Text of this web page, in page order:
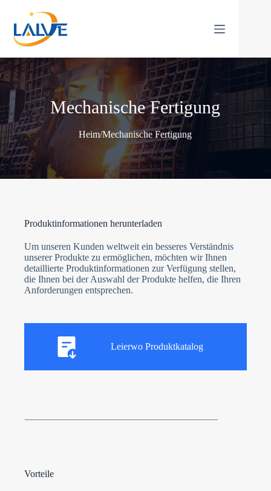
springen
Mechanische Fertigung
Heim/Mechanische Fertigung
Produktinformationen herunterladen
Um unseren Kunden weltweit ein besseres Verständnis
unserer Produkte zu ermöglichen, möchten wir Ihnen
detaillierte Produktinformationen zur Verfügung stellen,
die Ihnen bei der Auswahl der Produkte helfen, die Ihren
Anforderungen entsprechen.
Leierwo Produktkatalog
Vorteile